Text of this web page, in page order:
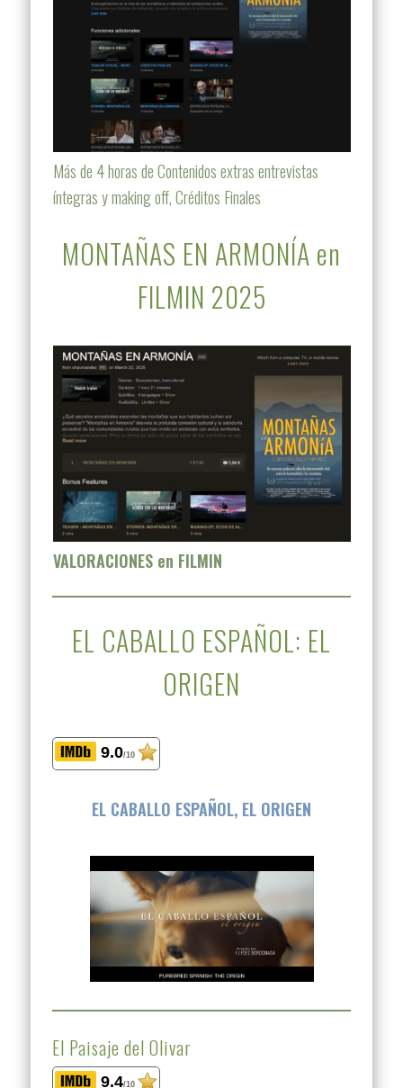
Más de 4 horas de Contenidos extras entrevistas
íntegras y making off, Créditos Finales
MONTAÑAS EN ARMONÍA en
FILMIN 2025
VALORACIONES en FILMIN
EL CABALLO ESPAÑOL: EL
ORIGEN
9.0/10
EL CABALLO ESPAÑOL, EL ORIGEN
El Paisaje del Olivar
9.4/10